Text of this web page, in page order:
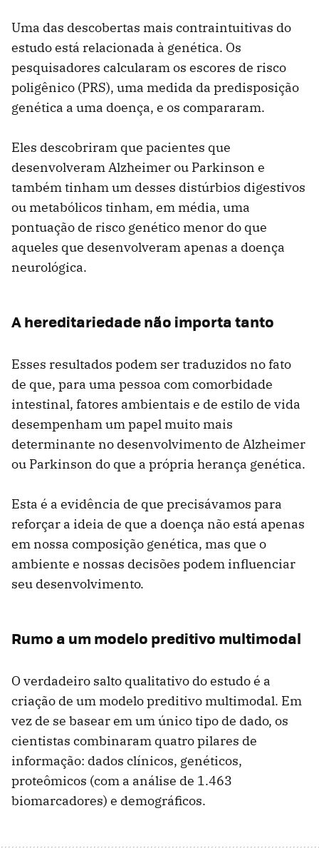
Uma das descobertas mais contraintuitivas do
estudo está relacionada à genética. Os
pesquisadores calcularam os escores de risco
poligênico (PRS), uma medida da predisposição
genética a uma doença, e os compararam.
Eles descobriram que pacientes que
desenvolveram Alzheimer ou Parkinson e
também tinham um desses distúrbios digestivos
ou metabólicos tinham, em média, uma
pontuação de risco genético menor do que
aqueles que desenvolveram apenas a doença
neurológica.
A hereditariedade não importa tanto
Esses resultados podem ser traduzidos no fato
de que, para uma pessoa com comorbidade
intestinal, fatores ambientais e de estilo de vida
desempenham um papel muito mais
determinante no desenvolvimento de Alzheimer
ou Parkinson do que a própria herança genética.
Esta é a evidência de que precisávamos para
reforçar a ideia de que a doença não está apenas
em nossa composição genética, mas que o
ambiente e nossas decisões podem influenciar
seu desenvolvimento.
Rumo a um modelo preditivo multimodal
O verdadeiro salto qualitativo do estudo é a
criação de um modelo preditivo multimodal. Em
vez de se basear em um único tipo de dado, os
cientistas combinaram quatro pilares de
informação: dados clínicos, genéticos,
proteômicos (com a análise de 1.463
biomarcadores) e demográficos.